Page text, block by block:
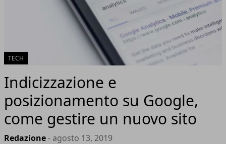
TECH
Indicizzazione e
posizionamento su Google,
come gestire un nuovo sito
Redazione- agosto 13, 2019